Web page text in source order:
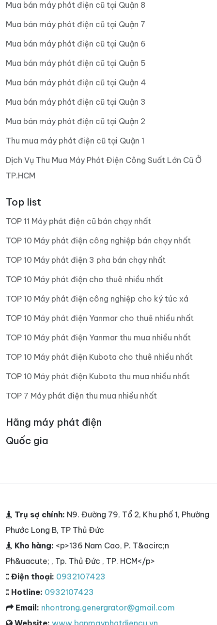
Mua bán máy phát điện cũ tại Quận 8
Mua bán máy phát điện cũ tại Quận 7
Mua bán máy phát điện cũ tại Quận 6
Mua bán máy phát điện cũ tại Quận 5
Mua bán máy phát điện cũ tại Quận 4
Mua bán máy phát điện cũ tại Quận 3
Mua bán máy phát điện cũ tại Quận 2
Thu mua máy phát điện cũ tại Quận 1
Dịch Vụ Thu Mua Máy Phát Điện Công Suất Lớn Cũ Ở
TP.HCM
Top list
TOP 11 Máy phát điện cũ bán chạy nhất
TOP 10 Máy phát điện công nghiệp bán chạy nhất
TOP 10 Máy phát điện 3 pha bán chạy nhất
TOP 10 Máy phát điện cho thuê nhiều nhất
TOP 10 Máy phát điện công nghiệp cho ký túc xá
TOP 10 Máy phát điện Yanmar cho thuê nhiều nhất
TOP 10 Máy phát điện Yanmar thu mua nhiều nhất
TOP 10 Máy phát điện Kubota cho thuê nhiều nhất
TOP 10 Máy phát điện Kubota thu mua nhiều nhất
TOP 7 Máy phát điện thu mua nhiều nhất
Hãng máy phát điện
Quốc gia
Trụ sợ chính: N9. Đường 79, Tổ 2, Khu phố 1, Phường
Phước Long B, TP Thủ Đức
Kho hàng: <p>136 Nam Cao, P. T&acirc;n
Ph&uacute; , Tp. Thủ Đức , TP. HCM</p>
Điện thoại: 0932107423
Hotline: 0932107423
Email: nhontrong.genergrator@gmail.com